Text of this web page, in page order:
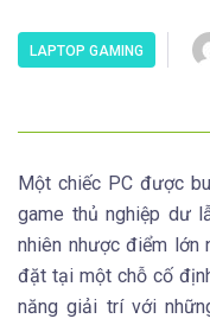
LAPTOP GAMING
Một chiếc PC được
game thủ nghiệp dư
nhiên nhược điểm lớn
đặt tại một chỗ cố
năng giải trí với